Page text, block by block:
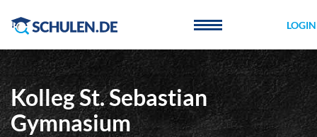
LOGIN
Kolleg St. Sebastian
Gymnasium